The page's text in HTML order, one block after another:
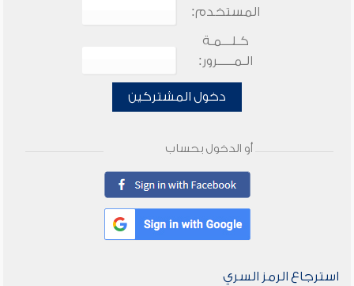
المستخدم:
كـلـــمـة
الـمـــــرور:
دخول المشتركين
أو الدخول بحساب
استرجاع الرمز السري